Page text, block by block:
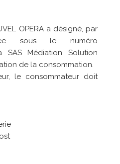
OPERA a désigné, par
sous le numéro
SAS Médiation Solution
de la consommation.
le consommateur doit